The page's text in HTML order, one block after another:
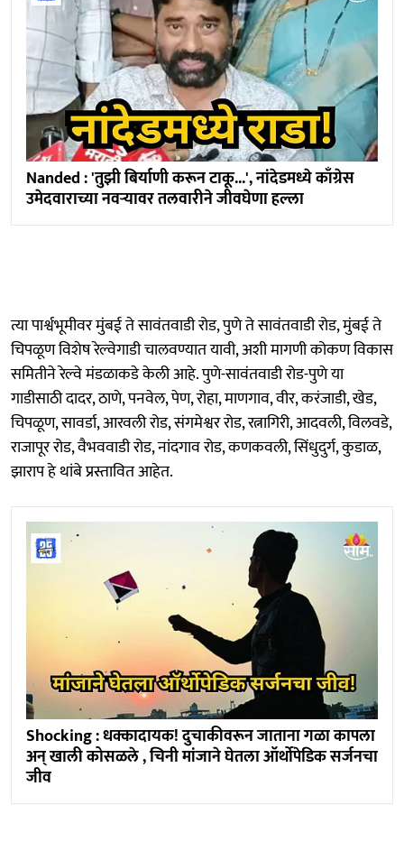
Nanded : 'तुझी बिर्याणी करून टाकू...', नांदेडमध्ये काँग्रेस
उमेदवाराच्या नवऱ्यावर तलवारीने जीवघेणा हल्ला
त्या पार्श्वभूमीवर मुंबई ते सावंतवाडी रोड, पुणे ते सावंतवाडी रोड, मुंबई ते
चिपळूण विशेष रेल्वेगाडी चालवण्यात यावी, अशी मागणी कोकण विकास
समितीने रेल्वे मंडळाकडे केली आहे. पुणे-सावंतवाडी रोड-पुणे या
गाडीसाठी दादर, ठाणे, पनवेल, पेण, रोहा, माणगाव, वीर, करंजाडी, खेड,
चिपळूण, सावर्डा, आरवली रोड, संगमेश्वर रोड, रत्नागिरी, आदवली, विलवडे,
राजापूर रोड, वैभववाडी रोड, नांदगाव रोड, कणकवली, सिंधुदुर्ग, कुडाळ,
झाराप हे थांबे प्रस्तावित आहेत.
Shocking : धक्कादायक! दुचाकीवरून जाताना गळा कापला
अन् खाली कोसळले , चिनी मांजाने घेतला ऑर्थोपेडिक सर्जनचा
जीव